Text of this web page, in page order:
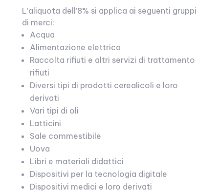
L’aliquota dell’8% si applica ai seguenti gruppi
di merci:
Acqua
Alimentazione elettrica
Raccolta rifiuti e altri servizi di trattamento
rifiuti
Diversi tipi di prodotti cerealicoli e loro
derivati
Vari tipi di oli
Latticini
Sale commestibile
Uova
Libri e materiali didattici
Dispositivi per la tecnologia digitale
Dispositivi medici e loro derivati